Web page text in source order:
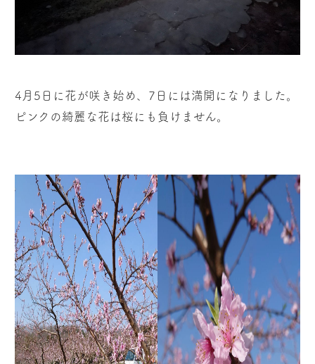
4月5日に花が咲き始め、7日には満開になりました。
ピンクの綺麗な花は桜にも負けません。